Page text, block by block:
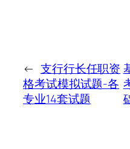
← 支行行长任职资
格考试模拟试题-各
专业14套试题